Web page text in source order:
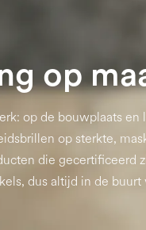
op
op de bouwplaats
op sterkte,
die gecertificeerd
dus altijd in de